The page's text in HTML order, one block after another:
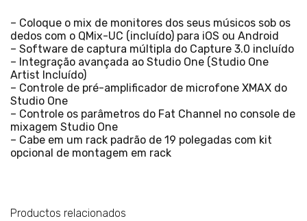
– Coloque o mix de monitores dos seus músicos sob os
dedos com o QMix-UC (incluído) para iOS ou Android
– Software de captura múltipla do Capture 3.0 incluído
– Integração avançada ao Studio One (Studio One
Artist Incluído)
– Controle de pré-amplificador de microfone XMAX do
Studio One
– Controle os parâmetros do Fat Channel no console de
mixagem Studio One
– Cabe em um rack padrão de 19 polegadas com kit
opcional de montagem em rack
Productos relacionados